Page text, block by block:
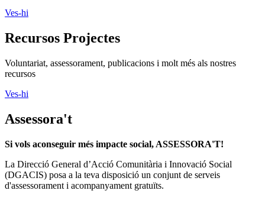
Ves-hi
Recursos Projectes
Voluntariat, assessorament, publicacions i molt més als nostres
recursos
Ves-hi
Assessora't
Si vols aconseguir més impacte social, ASSESSORA'T!
La Direcció General d’Acció Comunitària i Innovació Social
(DGACIS) posa a la teva disposició un conjunt de serveis
d'assessorament i acompanyament gratuïts.